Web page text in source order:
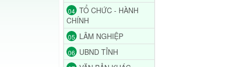
04 TỔ CHỨC - HÀNH
CHÍNH
05 LÂM NGHIỆP
06 UBND TỈNH